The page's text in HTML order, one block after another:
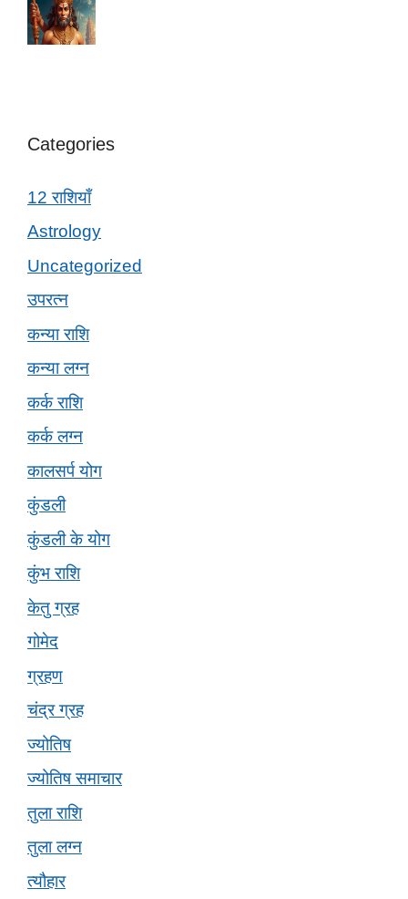
Categories
12 राशियाँ
Astrology
Uncategorized
उपरत्न
कन्या राशि
कन्या लग्न
कर्क राशि
कर्क लग्न
कालसर्प योग
कुंडली
कुंडली के योग
कुंभ राशि
केतु ग्रह
गोमेद
ग्रहण
चंद्र ग्रह
ज्योतिष
ज्योतिष समाचार
तुला राशि
तुला लग्न
त्यौहार